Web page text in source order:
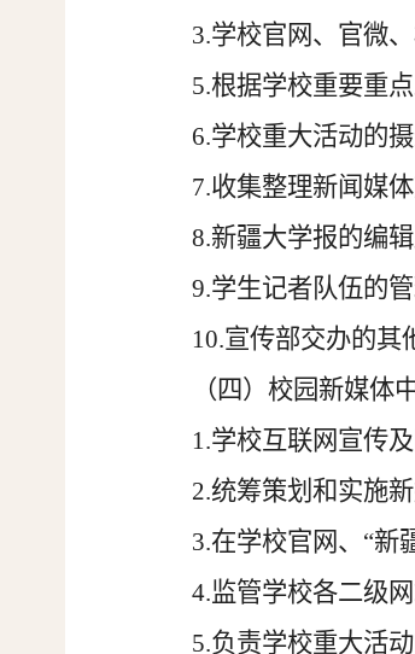
3.学校官网、官微
5.根据学校重要重
6.学校重大活动的
7.收集整理新闻媒
8.新疆大学报的编辑
9.学生记者队伍的管
10.宣传部交办的其
（四）校园新媒体
1.学校互联网宣传
2.统筹策划和实施
3.在学校官网、“新
4.监管学校各二级
5.负责学校重大活